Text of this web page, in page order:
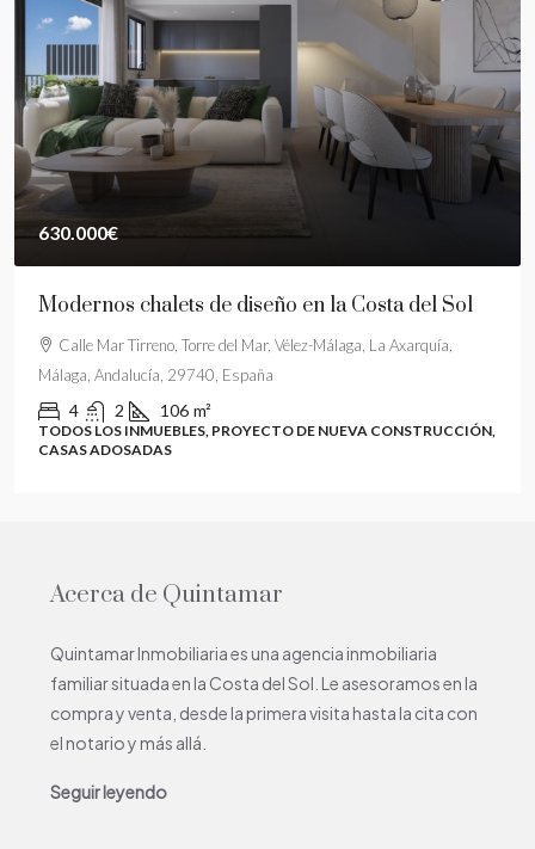
630.000€
Modernos chalets de diseño en la Costa del Sol
Calle Mar Tirreno, Torre del Mar, Vélez-Málaga, La Axarquía,
Málaga, Andalucía, 29740, España
4 2 106 m²
TODOS LOS INMUEBLES, PROYECTO DE NUEVA CONSTRUCCIÓN,
CASAS ADOSADAS
Acerca de Quintamar
Quintamar Inmobiliaria es una agencia inmobiliaria
familiar situada en la Costa del Sol. Le asesoramos en la
compra y venta, desde la primera visita hasta la cita con
el notario y más allá.
Seguir leyendo